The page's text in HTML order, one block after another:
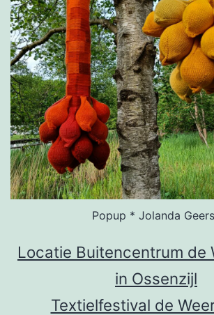
Popup * Jolanda
Locatie Buitencentrum de
in Ossenzijl
Textielfestival de